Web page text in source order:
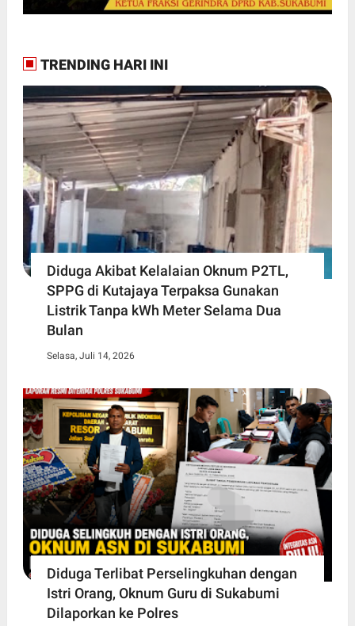
TRENDING HARI INI
Diduga Akibat Kelalaian Oknum P2TL,
SPPG di Kutajaya Terpaksa Gunakan
Listrik Tanpa kWh Meter Selama Dua
Bulan
Selasa, Juli 14, 2026
Diduga Terlibat Perselingkuhan dengan
Istri Orang, Oknum Guru di Sukabumi
Dilaporkan ke Polres